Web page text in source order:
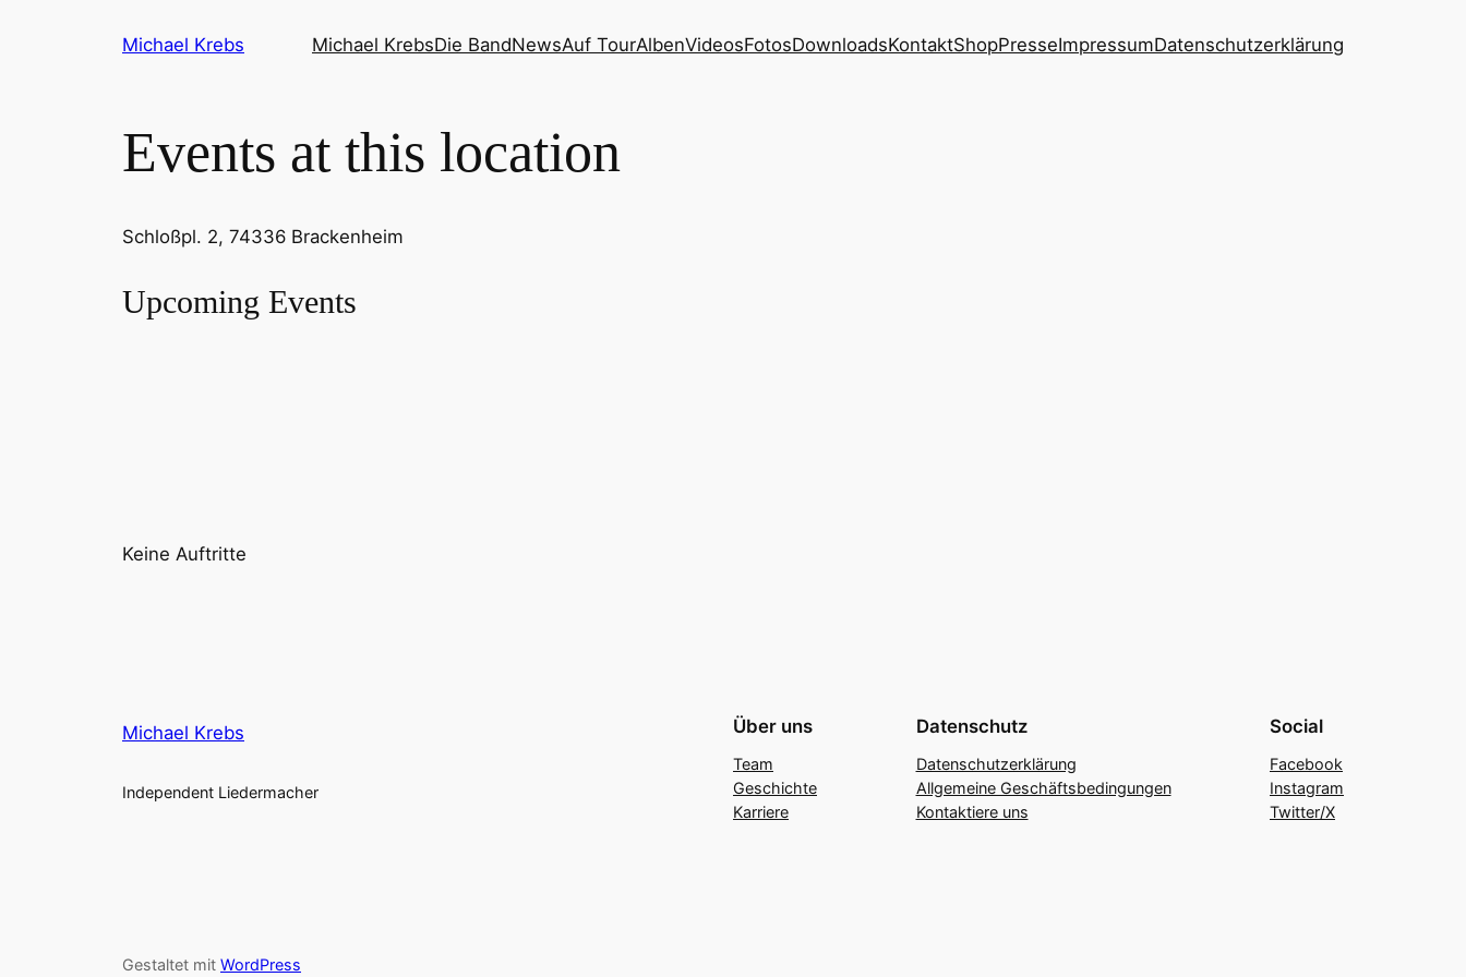
Michael Krebs Michael KrebsDie BandNewsAuf TourAlbenVideosFotosDownloadsKontaktShopPresseImpressumDatenschutzerklärung
Events at this location
Schloßpl. 2, 74336 Brackenheim
Upcoming Events
Keine Auftritte
Michael Krebs
Independent Liedermacher
Über uns
Team
Geschichte
Karriere
Datenschutz
Datenschutzerklärung
Allgemeine Geschäftsbedingungen
Kontaktiere uns
Social
Facebook
Instagram
Twitter/X
Gestaltet mit WordPress